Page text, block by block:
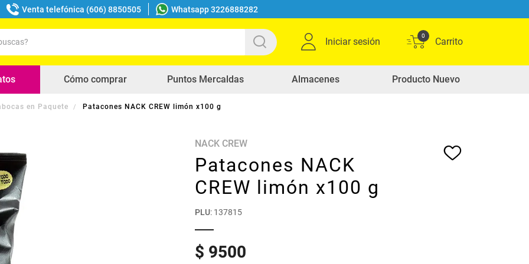
Venta telefónica (606) 8850505 Whatsapp 3226888282
Iniciar sesión
0
Cómo comprar Puntos Mercaldas Almacenes Producto Nuevo
en Paquete Patacones NACK CREW limón x100 g
NACK CREW
Patacones NACK
CREW limón x100 g
PLU: 137815
$ 9500
buscados